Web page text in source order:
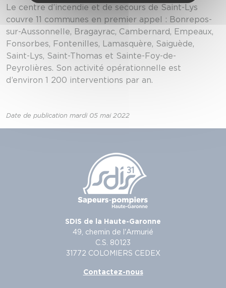
Le centre d’incendie et de secours de Saint-Lys
couvre 11 communes en premier appel : Bonrepos-
sur-Aussonnelle, Bragayrac, Cambernard, Empeaux,
Fonsorbes, Fontenilles, Lamasquère, Saiguède,
Saint-Lys, Saint-Thomas et Sainte-Foy-de-
Peyrolières. Son activité opérationnelle est
d’environ 1 200 interventions par an.
Date de publication mardi 05 mai 2022
SDIS de la Haute-Garonne
49, chemin de l'Armurié
C.S. 80123
31772 COLOMIERS CEDEX
Contactez-nous